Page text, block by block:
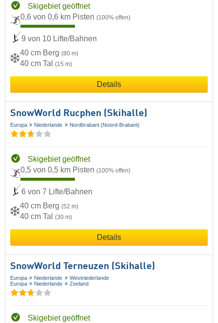
Skigebiet geöffnet
0,6 von 0,6 km Pisten (100% offen)
9 von 10 Lifte/Bahnen
40 cm Berg (80 m)
40 cm Tal (15 m)
Details
SnowWorld Rucphen (Skihalle)
Europa Niederlande Nordbrabant (Noord-Brabant)
Skigebiet geöffnet
0,5 von 0,5 km Pisten (100% offen)
6 von 7 Lifte/Bahnen
40 cm Berg (52 m)
40 cm Tal (30 m)
Details
SnowWorld Terneuzen (Skihalle)
Europa Niederlande
Westniederlande
Europa
Niederlande Zeeland
Skigebiet geöffnet